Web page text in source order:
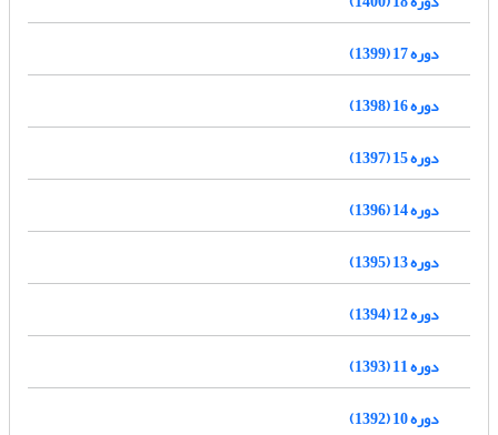
دوره 17 (1399)
دوره 16 (1398)
دوره 15 (1397)
دوره 14 (1396)
دوره 13 (1395)
دوره 12 (1394)
دوره 11 (1393)
دوره 10 (1392)